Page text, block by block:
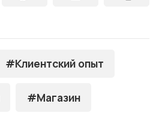
#Клиентский опыт
#Магазин